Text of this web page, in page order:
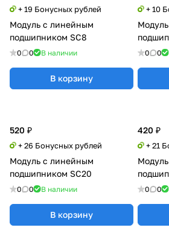
+ 19 Бонусных рублей
Модуль с линейным
подшипником SC8
0 0 В наличии
В корзину
+ 10
0 0
520 ₽
+ 26 Бонусных рублей
Модуль с линейным
подшипником SC20
0 0 В наличии
В корзину
420 ₽
+ 21
0 0